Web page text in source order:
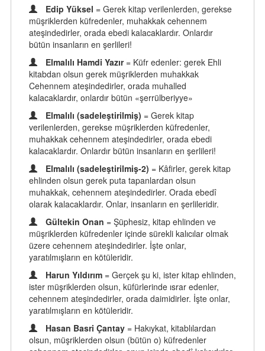
Edip Yüksel = Gerek kitap verilenlerden, gerekse
müşriklerden küfredenler, muhakkak cehennem
ateşindedirler, orada ebedi kalacaklardır. Onlardır
bütün insanların en şerlileri!
Elmalılı Hamdi Yazır = Küfr edenler: gerek Ehli
kitabdan olsun gerek müşriklerden muhakkak
Cehennem ateşindedirler, orada muhalled
kalacaklardır, onlardır bütün «şerrülberiyye»
Elmalılı (sadeleştirilmiş) = Gerek kitap
verilenlerden, gerekse müşriklerden küfredenler,
muhakkak cehennem ateşindedirler, orada ebedi
kalacaklardır. Onlardır bütün insanların en şerlileri!
Elmalılı (sadeleştirilmiş-2) = Kâfirler, gerek kitap
ehlinden olsun gerek puta tapanlardan olsun
muhakkak, cehennem ateşindedirler. Orada ebedî
olarak kalacaklardır. Onlar, insanların en şerlileridir.
Gültekin Onan = Şüphesiz, kitap ehlinden ve
müşriklerden küfredenler içinde sürekli kalıcılar olmak
üzere cehennem ateşindedirler. İşte onlar,
yaratılmışların en kötüleridir.
Harun Yıldırım = Gerçek şu ki, ister kitap ehlinden,
ister müşriklerden olsun, küfürlerinde ısrar edenler,
cehennem ateşindedirler, orada daimidirler. İşte onlar,
yaratılmışların en kötüleridir.
Hasan Basri Çantay = Hakıykat, kitablılardan
olsun, müşriklerden olsun (bütün o) küfredenler